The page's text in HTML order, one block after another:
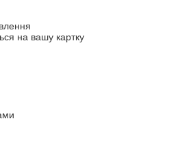
на вашу картку